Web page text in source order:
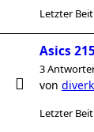
Letzter
Asics
3
von
Letzter